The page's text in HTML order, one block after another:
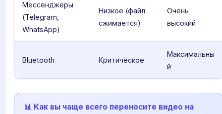
Мессенджеры
(Telegram,
WhatsApp)
Низкое (файл
сжимается)
Очень
высокий
Bluetooth Критическое
Максимальны
й
📊 Как вы чаще всего переносите видео на